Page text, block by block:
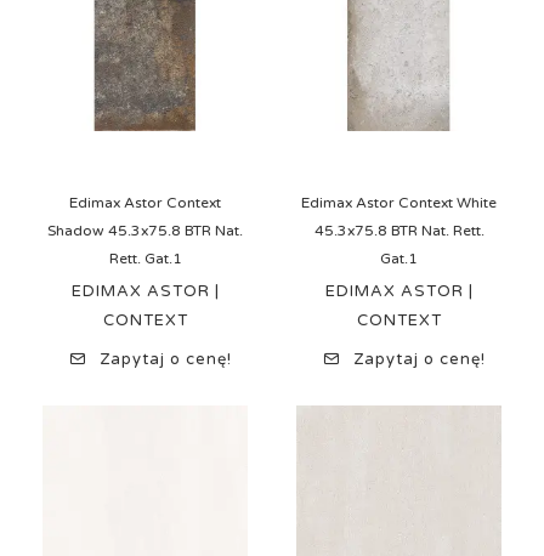
Edimax Astor Context
Shadow 45.3x75.8 BTR Nat.
Rett. Gat.1
EDIMAX ASTOR |
CONTEXT
Zapytaj o cenę!
Edimax Astor Context White
45.3x75.8 BTR Nat. Rett.
Gat.1
EDIMAX ASTOR |
CONTEXT
Zapytaj o cenę!